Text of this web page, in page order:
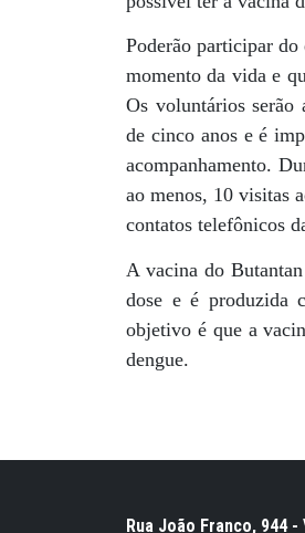
Poderão participar do
momento da vida e
Os voluntários serão
de cinco anos e é
acompanhamento.
ao menos, 10 visitas
contatos telefônicos
A vacina do
dose e é produzida
objetivo é que a
dengue.
Rua João Franco, 944